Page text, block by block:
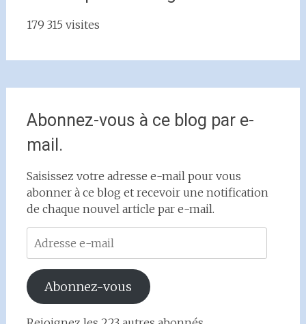
179 315 visites
Abonnez-vous à ce blog par e-
mail.
Saisissez votre adresse e-mail pour vous
abonner à ce blog et recevoir une notification
de chaque nouvel article par e-mail.
Adresse
e-
mail
Abonnez-vous